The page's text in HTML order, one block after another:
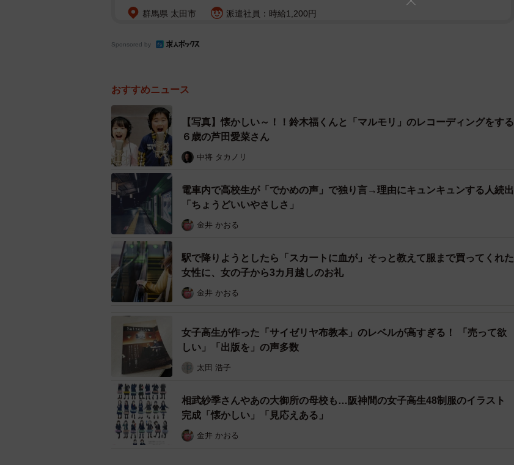
群馬県 太田市 派遣社員：時給1,200円
Sponsored by
おすすめニュース
【写真】懐かしい～！！鈴木福くんと「マルモリ」のレコーディングをする
６歳の芦田愛菜さん
中将 タカノリ
電車内で高校生が「でかめの声」で独り言→理由にキュンキュンする人続出
「ちょうどいいやさしさ」
金井 かおる
駅で降りようとしたら「スカートに血が」そっと教えて服まで買ってくれた
女性に、女の子から3カ月越しのお礼
金井 かおる
女子高生が作った「サイゼリヤ布教本」のレベルが高すぎる！ 「売って欲
しい」「出版を」の声多数
太田 浩子
相武紗季さんやあの大御所の母校も…阪神間の女子高生48制服のイラスト
完成「懐かしい」「見応えある」
金井 かおる